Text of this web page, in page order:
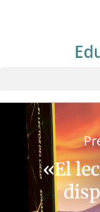
«El